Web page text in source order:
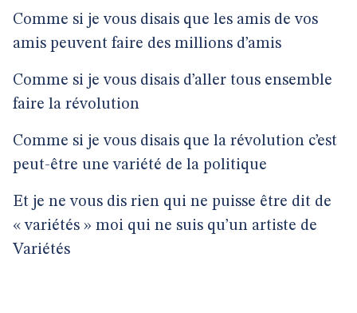
Comme si je vous disais que les amis de vos
amis peuvent faire des millions d’amis
Comme si je vous disais d’aller tous ensemble
faire la révolution
Comme si je vous disais que la révolution c’est
peut-être une variété de la politique
Et je ne vous dis rien qui ne puisse être dit de
« variétés » moi qui ne suis qu’un artiste de
Variétés